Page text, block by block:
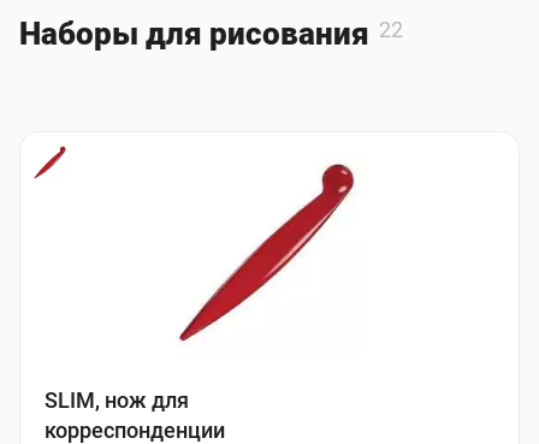
Наборы для рисования 22
SLIM, нож для
корреспонденции